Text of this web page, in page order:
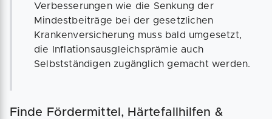
Verbesserungen wie die Senkung der
Mindestbeiträge bei der gesetzlichen
Krankenversicherung muss bald umgesetzt,
die Inflationsausgleichsprämie auch
Selbstständigen zugänglich gemacht werden.
Finde Fördermittel, Härtefallhilfen &